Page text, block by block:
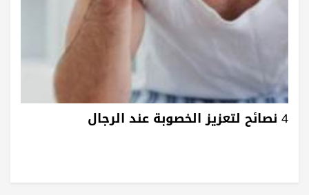
4 نصائح لتعزيز الخصوبة عند الرجال